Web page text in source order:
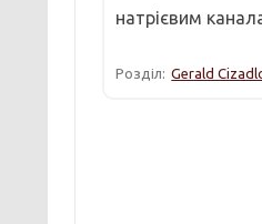
натрієвим
Розділ: Gerald